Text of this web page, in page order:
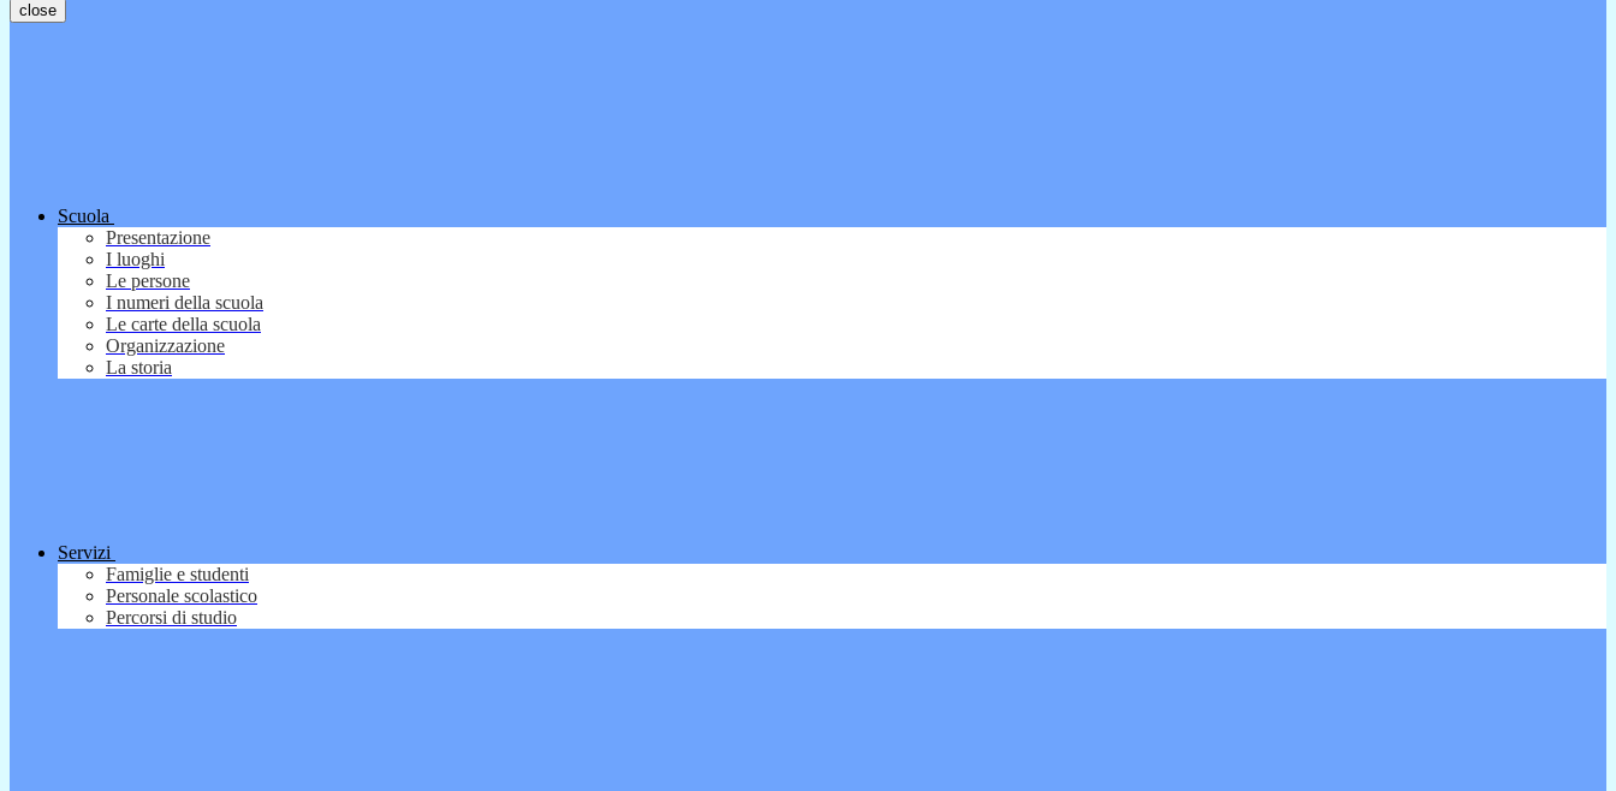
close
Scuola
Presentazione
I luoghi
Le persone
I numeri della scuola
Le carte della scuola
Organizzazione
La storia
Servizi
Famiglie e studenti
Personale scolastico
Percorsi di studio